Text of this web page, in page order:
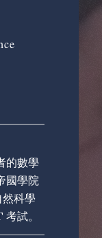
的數學
國學院
然科學
試。